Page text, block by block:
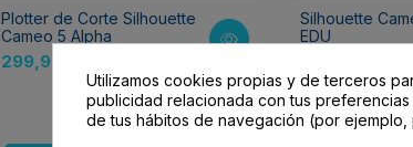
Plotter de Corte Silhouette
Cameo 5 Alpha
299,95 €
Silhouette
EDU
Utilizamos cookies propias y de terceros
publicidad relacionada con tus
de tus hábitos de navegación (por ejemplo,